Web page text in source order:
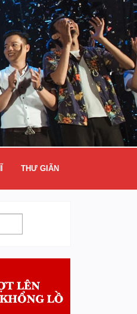
THƯ GIÃN